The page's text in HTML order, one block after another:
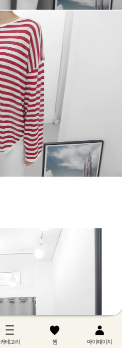
카테고리 찜 마이페이지